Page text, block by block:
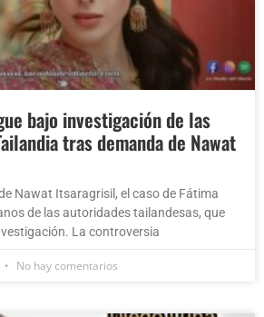
bajo investigación de las
tras demanda de Nawat
Nawat Itsaragrisil, el caso de Fátima
de las autoridades tailandesas, que
La controversia
No hay comentarios